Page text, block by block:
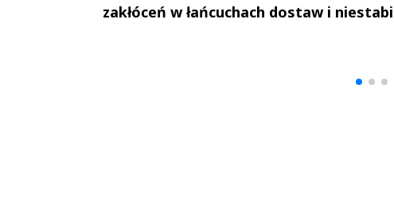
zakłóceń w łańcuchach dostaw i